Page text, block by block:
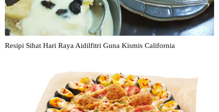
Resipi Sihat Hari Raya Aidilfitri Guna Kismis California